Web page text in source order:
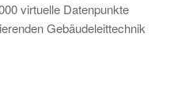
virtuelle Datenpunkte
Gebäudeleittechnik